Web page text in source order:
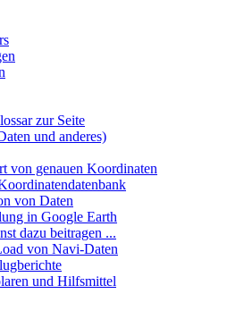
zur Seite
und anderes)
von genauen Koordinaten
von Daten
in Google Earth
dazu beitragen ...
von Navi-Daten
und Hilfsmittel